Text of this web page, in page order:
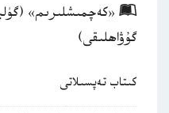
«كەچمىشلىرىم»
گۇۋاھلىقى)
كىتاب تەپسىلاتى